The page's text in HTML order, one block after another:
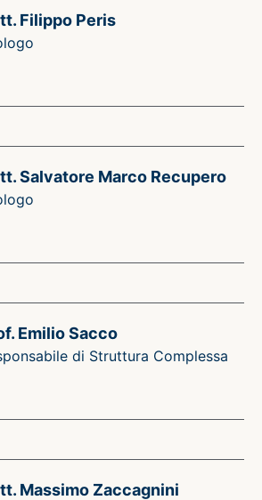
Filippo Peris
Salvatore Marco Recupero
Emilio Sacco
di Struttura Complessa
Massimo Zaccagnini